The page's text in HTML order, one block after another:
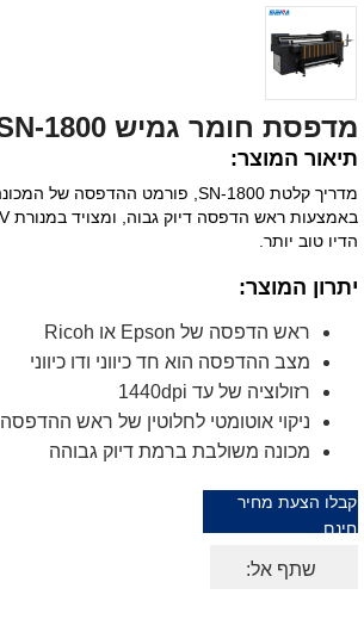
מדפסת חומר גמיש SN-1800
תיאור המוצר:
הדיו טוב יותר.
יתרון המוצר:
ראש הדפסה של Epson או Ricoh
מצב ההדפסה הוא חד כיווני ודו כיווני
רזולוציה של עד 1440dpi
ניקוי אוטומטי לחלוטין של ראש ההדפסה
מכונה משולבת ברמת דיוק גבוהה
קבלו הצעת מחיר
חינם
שתף אל: